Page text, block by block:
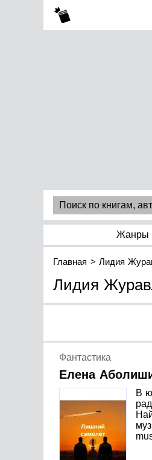
Жанры
Главная Лидия
Лидия
Фантастика
Елена
В